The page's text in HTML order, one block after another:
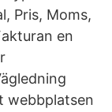
Pris, Moms,
en
webbplatsen